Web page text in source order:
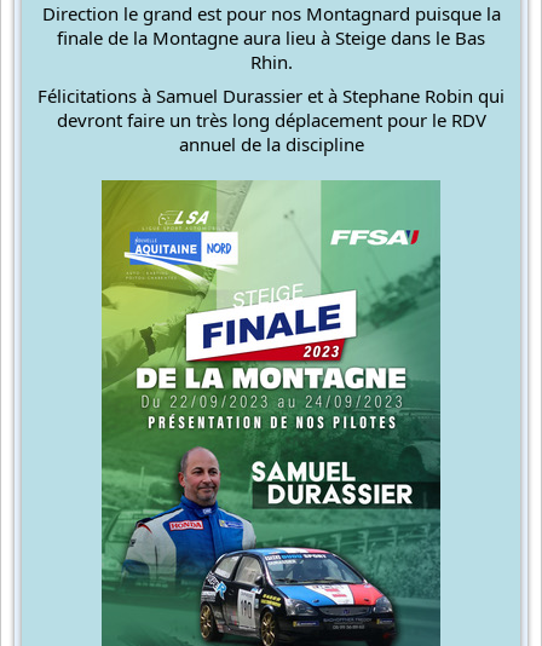
Direction le grand est pour nos Montagnard puisque la
finale de la Montagne aura lieu à Steige dans le Bas
Rhin.
Félicitations à Samuel Durassier et à Stephane Robin qui
devront faire un très long déplacement pour le RDV
annuel de la discipline